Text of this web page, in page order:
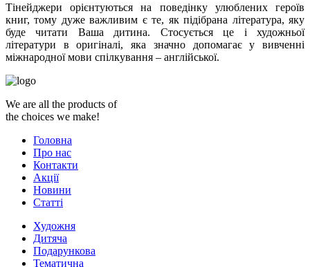
Тінейджери орієнтуються на поведінку улюблених героїв
книг, тому дуже важливим є те, як підібрана література, яку
буде читати Ваша дитина. Стосується це і художньої
літератури в оригіналі, яка значно допомагає у вивченні
міжнародної мови спілкування – англійської.
We are all the products of
the choices we make!
Головна
Про нас
Контакти
Акції
Новини
Статті
Художня
Дитяча
Подарункова
Тематична